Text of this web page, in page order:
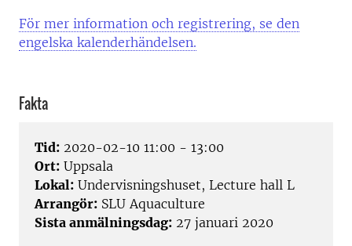
För mer information och registrering, se den
engelska kalenderhändelsen.
Fakta
Tid: 2020-02-10 11:00 - 13:00
Ort: Uppsala
Lokal: Undervisningshuset, Lecture hall L
Arrangör: SLU Aquaculture
Sista anmälningsdag: 27 januari 2020